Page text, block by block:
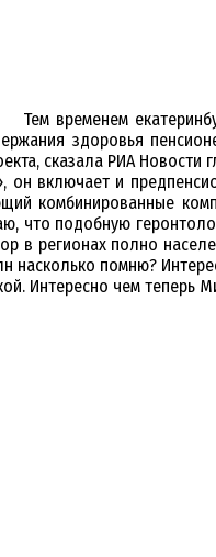
Тем временем
здоровья
сказала РИА Новости
включает и
комбинированные
что подобную
в регионах полно
насколько помню?
Интересно чем теперь